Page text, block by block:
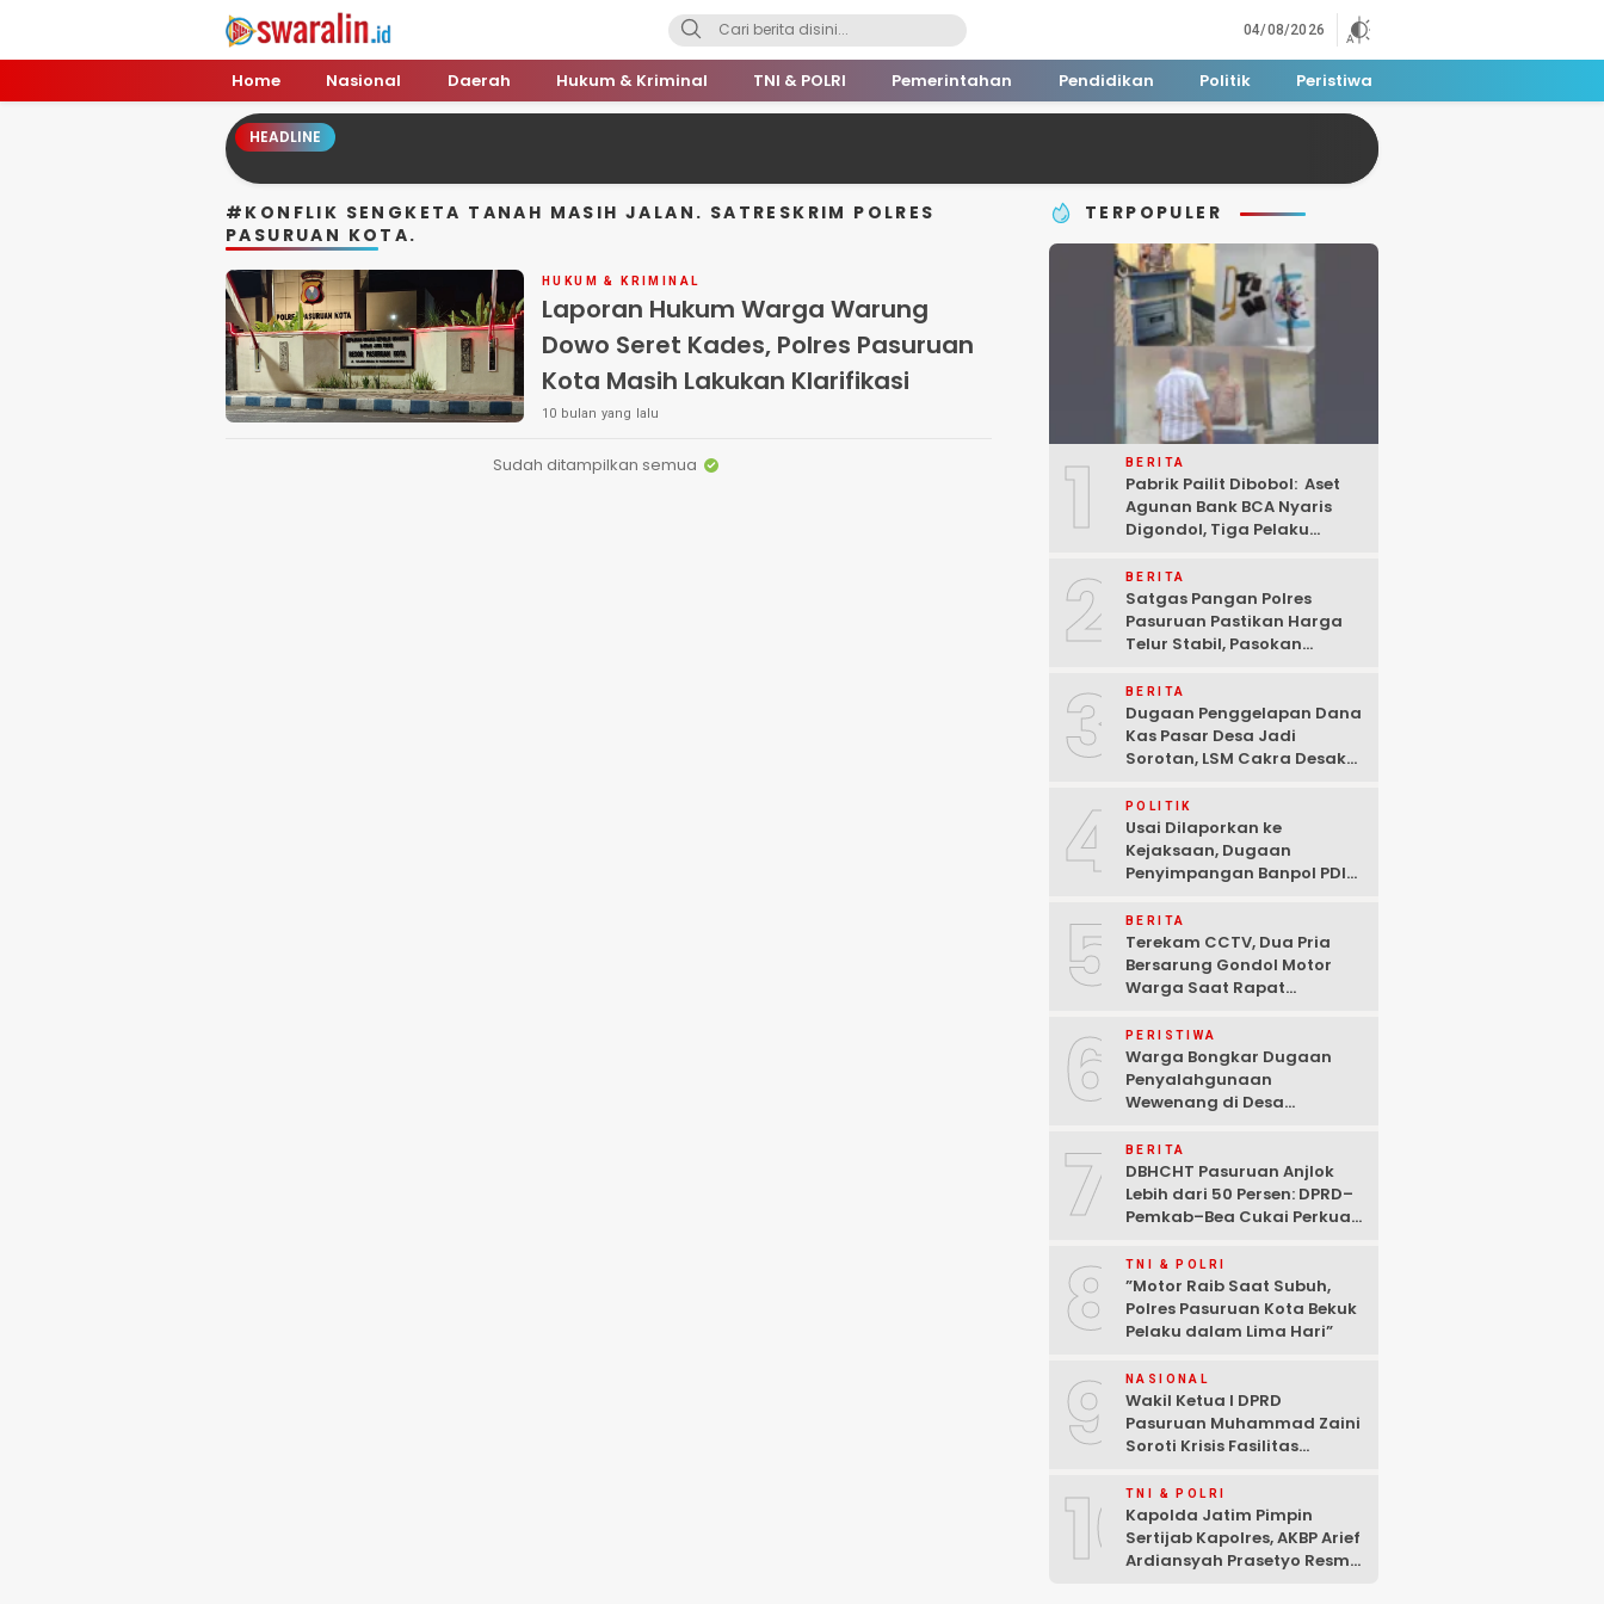
Swara Lin
Independent, Tajam & Profesional
04/08/2026
Home Nasional Daerah Hukum & Kriminal TNI & POLRI Pemerintahan Pendidikan Politik Peristiwa
HEADLINE
#KONFLIK SENGKETA TANAH MASIH JALAN. SATRESKRIM POLRES
PASURUAN KOTA.
HUKUM & KRIMINAL
Laporan Hukum Warga Warung
Dowo Seret Kades, Polres Pasuruan
Kota Masih Lakukan Klarifikasi
10 bulan yang lalu
Sudah ditampilkan semua
TERPOPULER
1 BERITA
Pabrik Pailit Dibobol: Aset
Agunan Bank BCA Nyaris
Digondol, Tiga Pelaku
Pasuruan
2 BERITA
Satgas Pangan Polres
Pasuruan Pastikan Harga
Telur Stabil, Pasokan
Kekhawatiran Fluktuasi
3 BERITA
Dugaan Penggelapan Dana
Kas Pasar Desa Jadi
Sorotan, LSM Cakra Desak
4 POLITIK
Usai Dilaporkan ke
Kejaksaan, Dugaan
Penyimpangan Banpol PDIP
Tuntas “6 Eks Ketua PAC
Cabut Laporan”
5 BERITA
Terekam CCTV, Dua Pria
Bersarung Gondol Motor
Warga Saat Rapat
6 PERISTIWA
Warga Bongkar Dugaan
Penyalahgunaan
Wewenang di Desa
Mencuat
7 BERITA
DBHCHT Pasuruan Anjlok
Lebih dari 50 Persen: DPRD–
Pemkab–Bea Cukai Perkuat
Rokok Ilegal
8 TNI & POLRI
‎”Motor Raib Saat Subuh,
Polres Pasuruan Kota Bekuk
Pelaku dalam Lima Hari” ‎
9 NASIONAL
Wakil Ketua I DPRD
Pasuruan Muhammad Zaini
Soroti Krisis Fasilitas
Anggaran
10TNI & POLRI
Kapolda Jatim Pimpin
Sertijab Kapolres, AKBP Arief
Ardiansyah Prasetyo Resmi